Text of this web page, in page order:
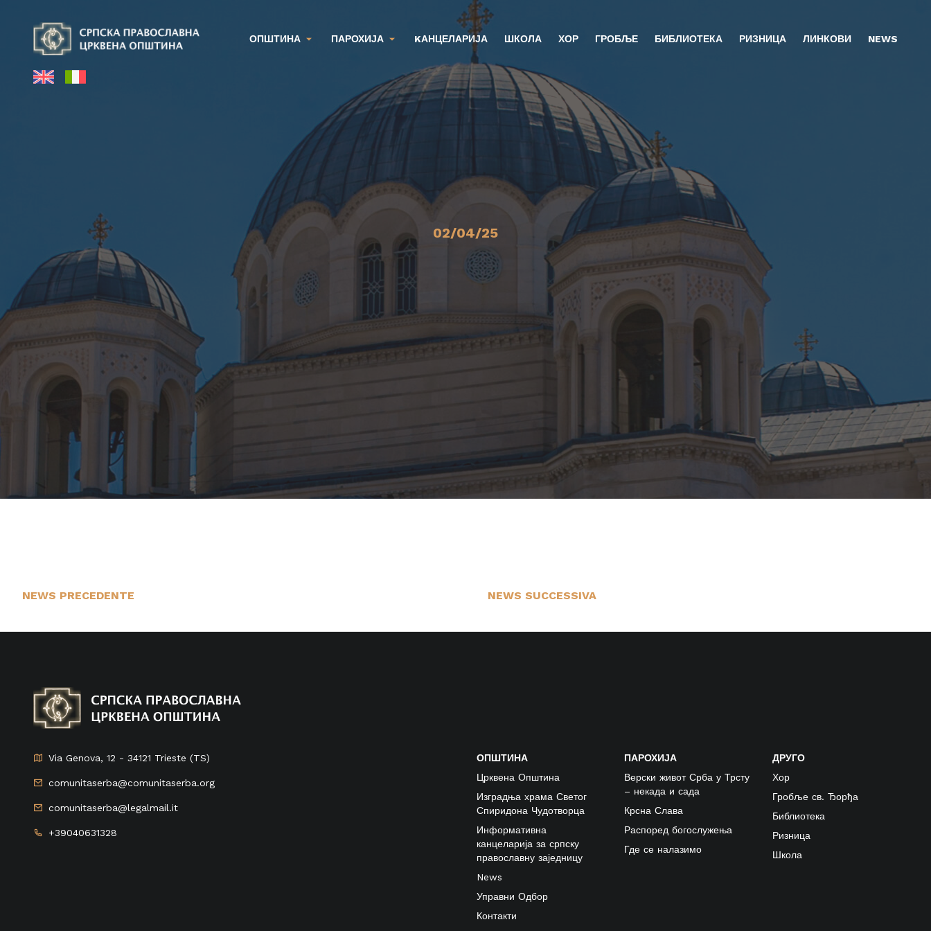
ОПШТИНА ПАРОХИЈА KАНЦЕЛАРИЈА ШКОЛА ХОР ГРОБЉЕ БИБЛИОТЕКА РИЗНИЦА ЛИНКОВИ NEWS
02/04/25
NEWS PRECEDENTE NEWS SUCCESSIVA
Via Genova, 12 - 34121 Trieste (TS)
comunitaserba@comunitaserba.org
comunitaserba@legalmail.it
+39040631328
ОПШТИНА
Црквена Општина
Изградња храма Светог
Спиридона Чудотворца
Информативна
канцеларија за српску
православну заједницу
News
Управни Одбор
Контакти
ПАРОХИЈА
Верски живот Срба у Трсту
– некада и сада
Крсна Слава
Распоред богослужења
Где се налазимо
ДРУГО
Хор
Гробље св. Ђорђа
Библиотека
Ризница
Школа